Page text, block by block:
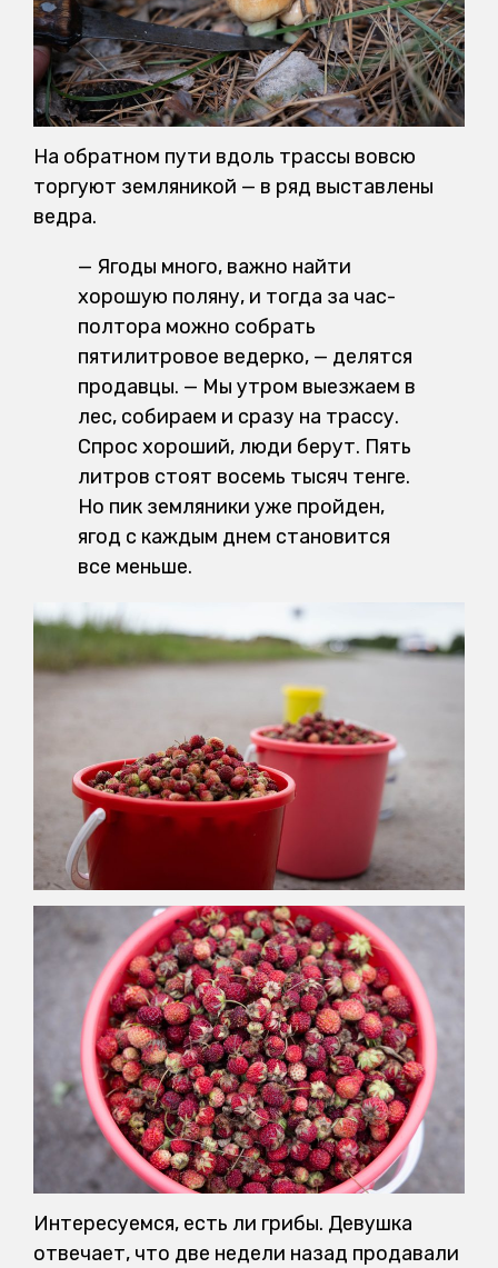
На обратном пути вдоль трассы вовсю
торгуют земляникой — в ряд выставлены
ведра.
— Ягоды много, важно найти
хорошую поляну, и тогда за час-
полтора можно собрать
пятилитровое ведерко, — делятся
продавцы. — Мы утром выезжаем в
лес, собираем и сразу на трассу.
Спрос хороший, люди берут. Пять
литров стоят восемь тысяч тенге.
Но пик земляники уже пройден,
ягод с каждым днем становится
все меньше.
Интересуемся, есть ли грибы. Девушка
отвечает, что две недели назад продавали